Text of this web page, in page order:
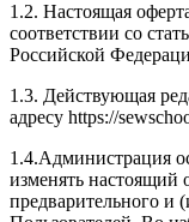
1.2. Настоящая
соответствии со
Российской
1.3. Действующая
адресу https://
1.4.Администрация
изменять настоящий
предварительного и